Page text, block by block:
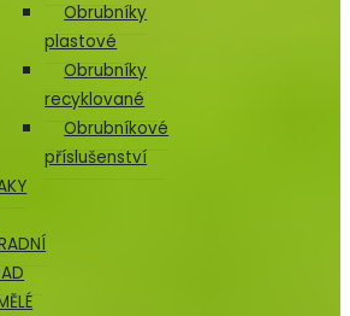
Obrubníky
plastové
Obrubníky
recyklované
Obrubníkové
příslušenství